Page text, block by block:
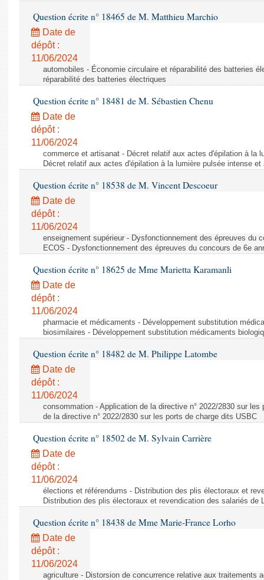
Question écrite n° 18465 de M. Matthieu Marchio
Date de
dépôt :
11/06/2024
automobiles - Économie circulaire et réparabilité des batteries
réparabilité des batteries électriques
Question écrite n° 18481 de M. Sébastien Chenu
Date de
dépôt :
11/06/2024
commerce et artisanat - Décret relatif aux actes d'épilation à la
Décret relatif aux actes d'épilation à la lumière pulsée intense et
Question écrite n° 18538 de M. Vincent Descoeur
Date de
dépôt :
11/06/2024
enseignement supérieur - Dysfonctionnement des épreuves du
ECOS - Dysfonctionnement des épreuves du concours de 6e
Question écrite n° 18625 de Mme Marietta Karamanli
Date de
dépôt :
11/06/2024
pharmacie et médicaments - Développement substitution
biosimilaires - Développement substitution médicaments
Question écrite n° 18482 de M. Philippe Latombe
Date de
dépôt :
11/06/2024
consommation - Application de la directive n° 2022/2830 sur
de la directive n° 2022/2830 sur les ports de charge dits USBC
Question écrite n° 18502 de M. Sylvain Carrière
Date de
dépôt :
11/06/2024
élections et référendums - Distribution des plis électoraux et
Distribution des plis électoraux et revendication des salariés de
Question écrite n° 18438 de Mme Marie-France Lorho
Date de
dépôt :
11/06/2024
agriculture - Distorsion de concurrence relative aux traitements